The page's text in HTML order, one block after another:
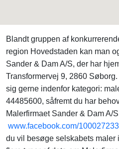
Blandt gruppen af
region Hovedstaden kan man
Sander & Dam A/S, der har
Transformervej 9, 2860
sig gerne indenfor kategori:
44485600, såfremt du har
Malerfirmaet Sander & Dam A/
www.facebook.com/
du vil besøge selskabets